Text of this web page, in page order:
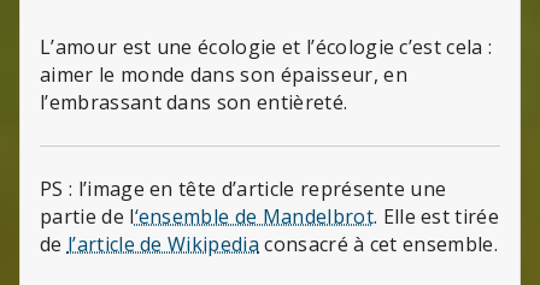
L’amour est une écologie et l’écologie c’est cela :
aimer le monde dans son épaisseur, en
l’embrassant dans son entièreté.
PS : l’image en tête d’article représente une
partie de l‘ensemble de Mandelbrot. Elle est tirée
de l’article de Wikipedia consacré à cet ensemble.